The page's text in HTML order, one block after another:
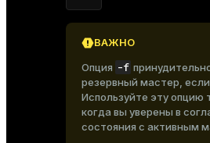
ВАЖНО
Опция -f
резервный мастер,
Используйте эту опцию
когда вы уверены в
состояния с активным